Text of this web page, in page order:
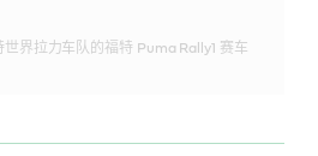
界拉力车队的福特 Puma Rally1 赛车